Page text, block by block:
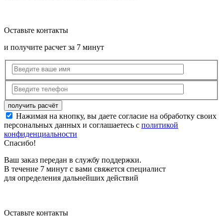
Оставьте контакты
и получите расчет за 7 минут
Нажимая на кнопку, вы даете согласие на обработку своих
персональных данных и соглашаетесь с политикой
конфиденциальности
Спасибо!
Ваш заказ передан в службу поддержки.
В течение 7 минут с вами свяжется специалист
для определения дальнейших действий
Оставьте контакты